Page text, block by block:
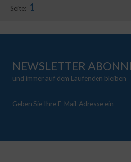
Seite: 1
NEWSLETTER
und immer auf dem Laufenden bleiben